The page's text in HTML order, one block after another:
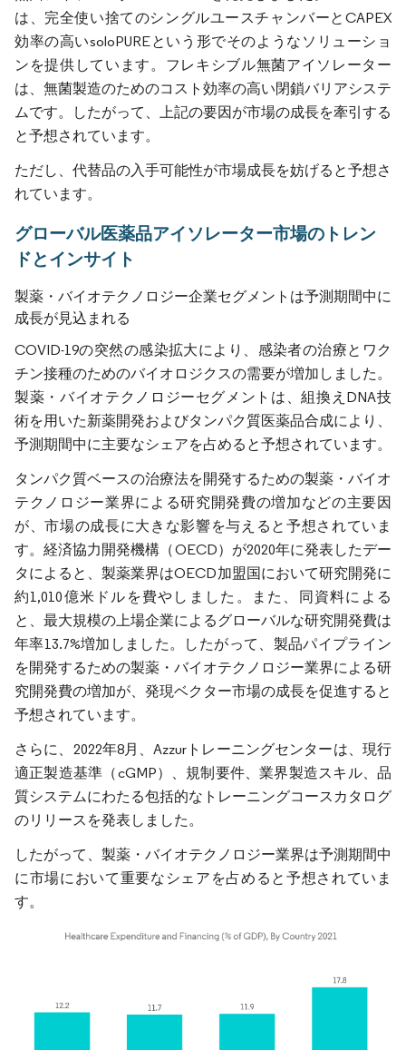
は、完全使い捨てのシングルユースチャンバーとCAPEX
効率の高いsoloPUREという形でそのようなソリューショ
ンを提供しています。フレキシブル無菌アイソレーター
は、無菌製造のためのコスト効率の高い閉鎖バリアシステ
ムです。したがって、上記の要因が市場の成長を牽引する
と予想されています。
ただし、代替品の入手可能性が市場成長を妨げると予想さ
れています。
グローバル医薬品アイソレーター市場のトレン
ドとインサイト
製薬・バイオテクノロジー企業セグメントは予測期間中に
成長が見込まれる
COVID-19の突然の感染拡大により、感染者の治療とワク
チン接種のためのバイオロジクスの需要が増加しました。
製薬・バイオテクノロジーセグメントは、組換えDNA技
術を用いた新薬開発およびタンパク質医薬品合成により、
予測期間中に主要なシェアを占めると予想されています。
タンパク質ベースの治療法を開発するための製薬・バイオ
テクノロジー業界による研究開発費の増加などの主要因
が、市場の成長に大きな影響を与えると予想されていま
す。経済協力開発機構（OECD）が2020年に発表したデー
タによると、製薬業界はOECD加盟国において研究開発に
約1,010億米ドルを費やしました。また、同資料による
と、最大規模の上場企業によるグローバルな研究開発費は
年率13.7%増加しました。したがって、製品パイプライン
を開発するための製薬・バイオテクノロジー業界による研
究開発費の増加が、発現ベクター市場の成長を促進すると
予想されています。
さらに、2022年8月、Azzurトレーニングセンターは、現行
適正製造基準（cGMP）、規制要件、業界製造スキル、品
質システムにわたる包括的なトレーニングコースカタログ
のリリースを発表しました。
したがって、製薬・バイオテクノロジー業界は予測期間中
に市場において重要なシェアを占めると予想されていま
す。